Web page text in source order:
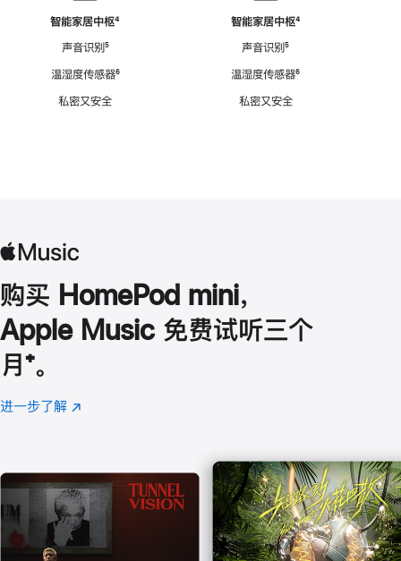
智能家居中枢脚
⁴
声音识别脚
⁵
温湿度传感器脚
⁶
私密又安全
智能家居中枢脚
⁴
声音识别脚
⁵
温湿度传感器脚
⁶
私密又安全
购买 HomePod mini，
Apple Music 免费试听三个
月 脚
注
⁺。
进一步了解 Apple
(在
口
中
打
开)